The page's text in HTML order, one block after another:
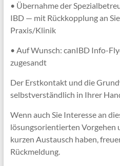
• Übernahme der
IBD — mit Rückkopplung an
Praxis/Klinik
• Auf Wunsch: canIBD Info-
zugesandt
Der Erstkontakt und die
selbstverständlich in Ihrer
Wenn auch Sie Interesse an
lösungsorientierten Vorgehen
kurzen Austausch haben,
Rückmeldung.